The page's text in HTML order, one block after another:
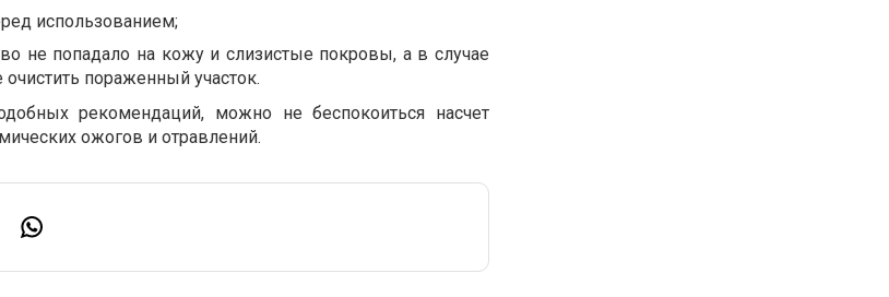
использованием;
не попадало на кожу и слизистые покровы, а в случае
пораженный участок.
рекомендаций, можно не беспокоиться насчет
ожогов и отравлений.